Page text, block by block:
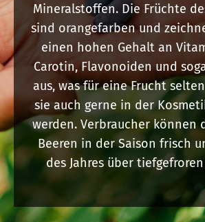
Mineralstoffen. Die Früchte
sind orangefarben und
einen hohen Gehalt an
Carotin, Flavonoiden und
aus, was für eine Frucht
sie auch gerne in der
werden. Verbraucher können
Beeren in der Saison frisch
des Jahres über